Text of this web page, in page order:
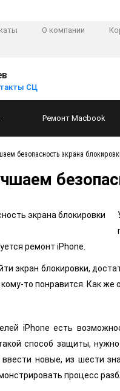
О компании
СЦ
Ремонт Macbook
безопасность экрана
ремонт iPhone.
экран блокировки,
то понравится. Как
iPhone есть
способ защиты,
новые, из шести
процесс